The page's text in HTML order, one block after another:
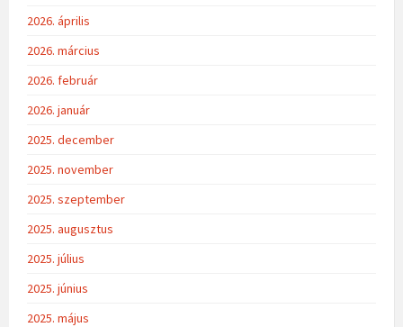
2026. április
2026. március
2026. február
2026. január
2025. december
2025. november
2025. szeptember
2025. augusztus
2025. július
2025. június
2025. május